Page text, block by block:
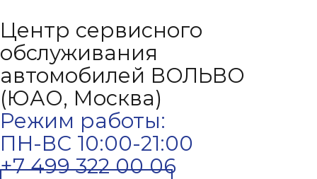
Центр сервисного
обслуживания
автомобилей ВОЛЬВО
(ЮАО, Москва)
Режим работы:
ПН-ВС 10:00-21:00
+7 499 322 00 06